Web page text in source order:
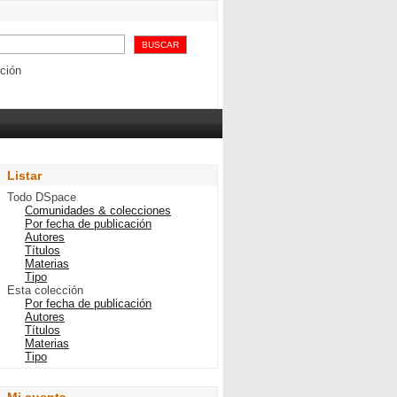
Listar
Todo DSpace
Comunidades & colecciones
Por fecha de publicación
Autores
Títulos
Materias
Tipo
Esta colección
Por fecha de publicación
Autores
Títulos
Materias
Tipo